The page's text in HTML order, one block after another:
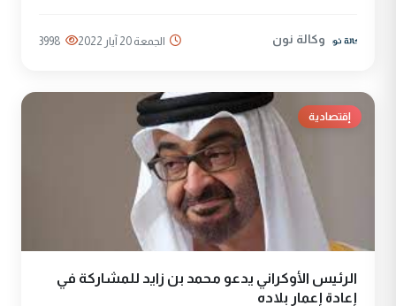
وكالة نون الجمعة 20 آيار 2022 3998
إقتصادية
الرئيس الأوكراني يدعو محمد بن زايد للمشاركة في
إعادة إعمار بلاده